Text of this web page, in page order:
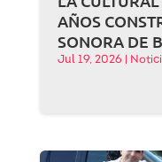
AÑOS
SONORA DE
Jul 19, 2026